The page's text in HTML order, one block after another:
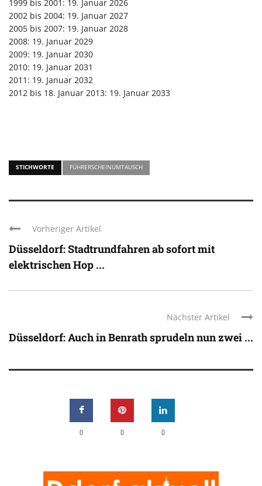
1999 bis 2001: 19. Januar 2026
2002 bis 2004: 19. Januar 2027
2005 bis 2007: 19. Januar 2028
2008: 19. Januar 2029
2009: 19. Januar 2030
2010: 19. Januar 2031
2011: 19. Januar 2032
2012 bis 18. Januar 2013: 19. Januar 2033
STICHWORTE FÜHRERSCHEINUMTAUSCH
Vorheriger Artikel
Düsseldorf: Stadtrundfahren ab sofort mit
elektrischen Hop ...
Nächster Artikel
Düsseldorf: Auch in Benrath sprudeln nun zwei ...
0 0 0